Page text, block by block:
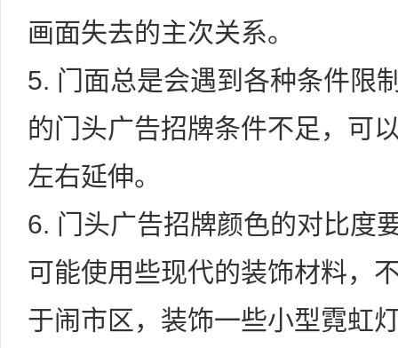
画面失去的主次关系。
5. 门面总是会遇到各种条件限
的门头广告招牌条件不足，可
左右延伸。
6. 门头广告招牌颜色的对比度
可能使用些现代的装饰材料，
于闹市区，装饰一些小型霓虹